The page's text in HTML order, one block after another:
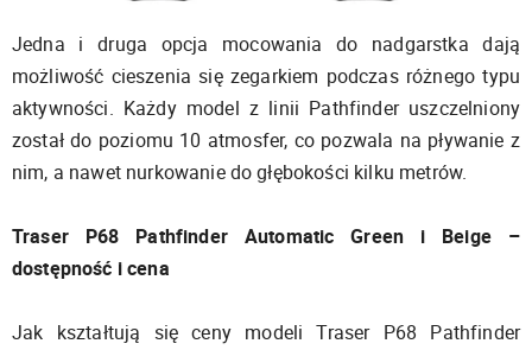
Jedna i druga opcja mocowania do nadgarstka dają
możliwość cieszenia się zegarkiem podczas różnego typu
aktywności. Każdy model z linii Pathfinder uszczelniony
został do poziomu 10 atmosfer, co pozwala na pływanie z
nim, a nawet nurkowanie do głębokości kilku metrów.
Traser P68 Pathfinder Automatic Green i Beige –
dostępność i cena
Jak kształtują się ceny modeli Traser P68 Pathfinder